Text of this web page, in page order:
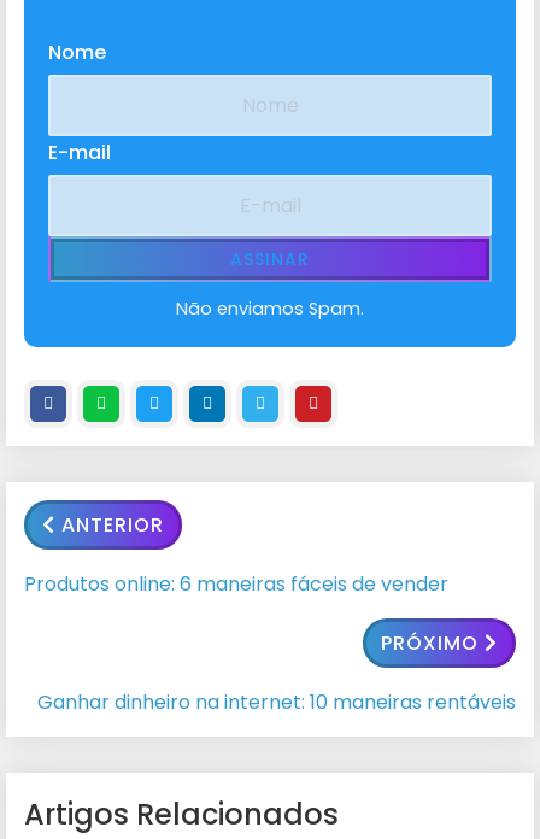
Nome
E-mail
Não enviamos Spam.
ANTERIOR
Produtos online: 6 maneiras fáceis de vender
PRÓXIMO
Ganhar dinheiro na internet: 10 maneiras rentáveis
Artigos Relacionados